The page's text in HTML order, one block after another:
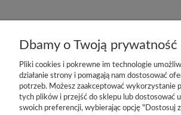
«
Dbamy o Twoją prywatność
Pliki cookies i pokrewne im technologie
działanie strony i pomagają nam dostosować
potrzeb. Możesz zaakceptować wykorzystanie
tych plików i przejść do sklepu lub dostosować
swoich preferencji, wybierając opcję "Dostosuj